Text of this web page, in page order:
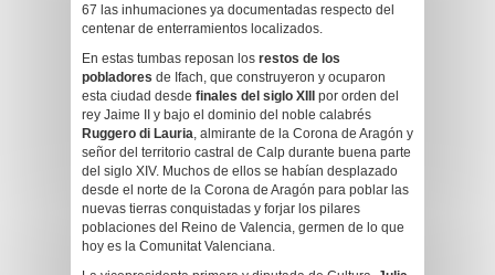
67 las inhumaciones ya documentadas respecto del
centenar de enterramientos localizados.
En estas tumbas reposan los restos de los
pobladores de Ifach, que construyeron y ocuparon
esta ciudad desde finales del siglo XIII
por orden del
rey Jaime II y bajo el dominio del noble calabrés
Ruggero di Lauria, almirante de la Corona de Aragón y
señor del territorio castral de Calp durante buena parte
del siglo XIV. Muchos de ellos se habían desplazado
desde el norte de la Corona de Aragón para poblar las
nuevas tierras conquistadas y forjar los pilares
poblaciones del Reino de Valencia, germen de lo que
hoy es la Comunitat Valenciana.